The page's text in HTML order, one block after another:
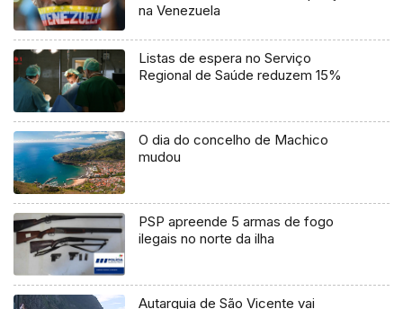
na Venezuela
Listas de espera no Serviço
Regional de Saúde reduzem 15%
O dia do concelho de Machico
mudou
PSP apreende 5 armas de fogo
ilegais no norte da ilha
Autarquia de São Vicente vai